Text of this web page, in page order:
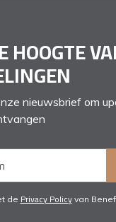
HOOGTE
nieuwsbrief om
de Privacy Policyvan